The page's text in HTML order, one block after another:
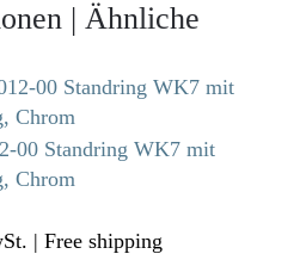
| Ähnliche
00 Standring WK7 mit
Chrom
| Free shipping